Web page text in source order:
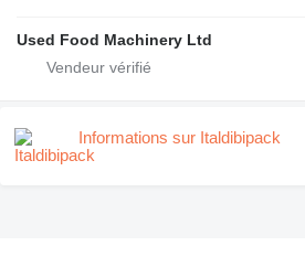
Used Food Machinery Ltd
Informations sur Italdibipack